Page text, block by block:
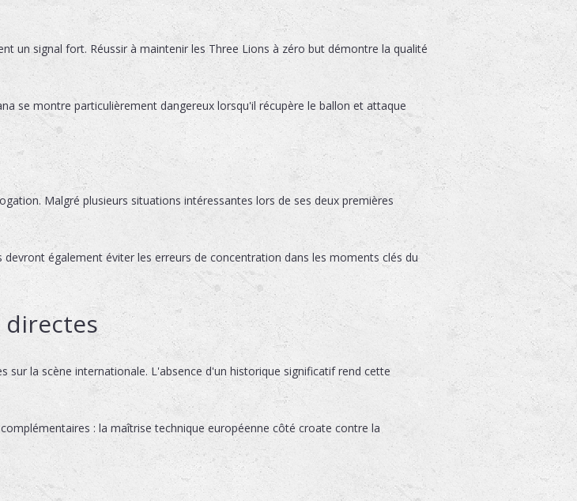
un signal fort. Réussir à maintenir les Three Lions à zéro but démontre la qualité
se montre particulièrement dangereux lorsqu'il récupère le ballon et attaque
Malgré plusieurs situations intéressantes lors de ses deux premières
également éviter les erreurs de concentration dans les moments clés du
la scène internationale. L'absence d'un historique significatif rend cette
: la maîtrise technique européenne côté croate contre la